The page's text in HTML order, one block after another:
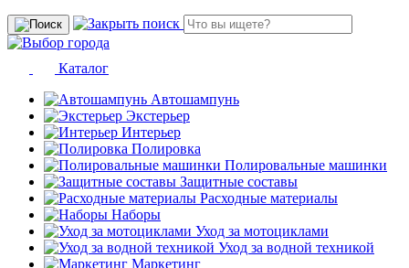
Каталог
Автошампунь
Экстерьер
Интерьер
Полировка
Полировальные машинки
Защитные составы
Расходные материалы
Наборы
Уход за мотоциклами
Уход за водной техникой
Маркетинг